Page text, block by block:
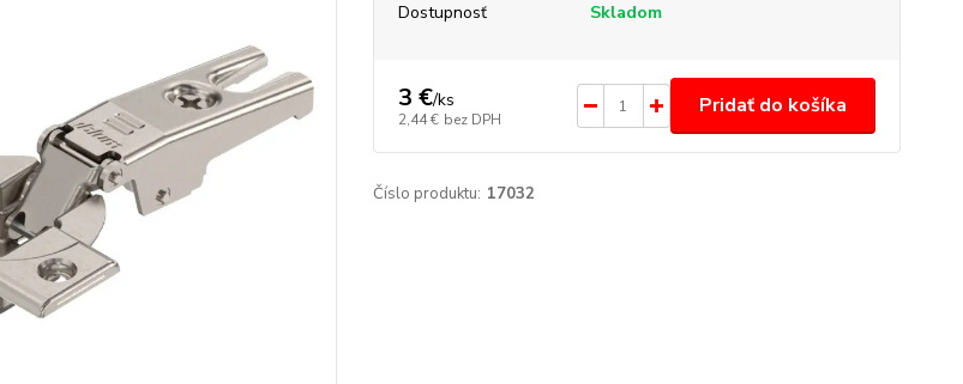
Dostupnosť Skladom
3 €/ks
2,44 € bez DPH
Pridať do košíka
Číslo produktu: 17032